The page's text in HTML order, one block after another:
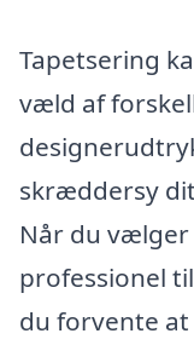
Tapetsering
væld af
skræddersy
Når du
professionel
du forvente